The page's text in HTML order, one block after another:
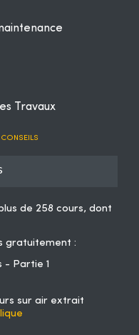
Travaux
de 258 cours, dont
gratuitement :
- Partie 1
sur air extrait